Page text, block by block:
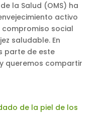
la Salud (OMS) ha
activo
social
saludable. En
parte de este
queremos compartir